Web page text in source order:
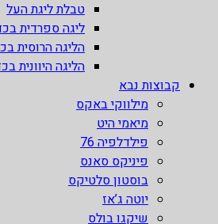
טבלת ליגת העל
ליגה ספרדית
הליגה הרוסית
הליגה היוונית
קבוצות נבא
מילווקי באקס
מיאמי היט
פילדלפיה 76
פיניקס סאנס
בוסטון סלטיקס
יוטה ג’אז
שיקגו בולס